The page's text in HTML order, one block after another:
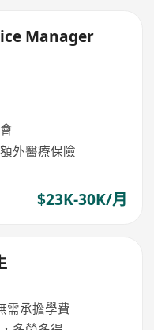
Manager
外醫療保險
$23K-30K/月
需承擔學費